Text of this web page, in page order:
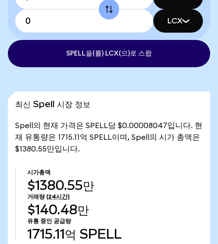
LCX
SPELL을(를) LCX(으)로 스왑
최신 Spell 시장 정보
Spell의 현재 가격은 SPELL당 $0.00008047입니다. 현
재 유통량은 1715.11억 SPELL이며, Spell의 시가 총액은
$1380.55만입니다.
시가총액
$1380.55만
거래량 (24시간)
$140.48만
유통 중인 공급량
1715.11억 SPELL